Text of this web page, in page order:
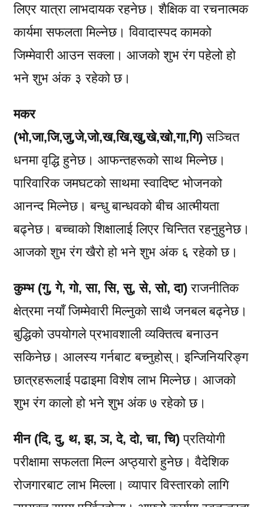
लिएर यात्रा लाभदायक रहनेछ। शैक्षिक वा रचनात्मक
कार्यमा सफलता मिल्नेछ। विवादास्पद कामको
जिम्मेवारी आउन सक्ला। आजको शुभ रंग पहेलो हो
भने शुभ अंक ३ रहेको छ।
मकर
(भो,जा,जि,जु,जे,जो,ख,खि,खु,खे,खो,गा,गि) सञ्चित
धनमा वृद्धि हुनेछ। आफन्तहरूको साथ मिल्नेछ।
पारिवारिक जमघटको साथमा स्वादिष्ट भोजनको
आनन्द मिल्नेछ। बन्धु बान्धवको बीच आत्मीयता
बढ्नेछ। बच्चाको शिक्षालाई लिएर चिन्तित रहनुहुनेछ।
आजको शुभ रंग खैरो हो भने शुभ अंक ६ रहेको छ।
कुम्भ (गु, गे, गो, सा, सि, सु, से, सो, दा) राजनीतिक
क्षेत्रमा नयाँ जिम्मेवारी मिल्नुको साथै जनबल बढ्नेछ।
बुद्धिको उपयोगले प्रभावशाली व्यक्तित्व बनाउन
सकिनेछ। आलस्य गर्नबाट बच्नुहोस्। इन्जिनियरिङ्ग
छात्रहरूलाई पढाइमा विशेष लाभ मिल्नेछ। आजको
शुभ रंग कालो हो भने शुभ अंक ७ रहेको छ।
मीन (दि, दु, थ, झ, ञ, दे, दो, चा, चि) प्रतियोगी
परीक्षामा सफलता मिल्न अप्ठ्यारो हुनेछ। वैदेशिक
रोजगारबाट लाभ मिल्ला। व्यापार विस्तारको लागि